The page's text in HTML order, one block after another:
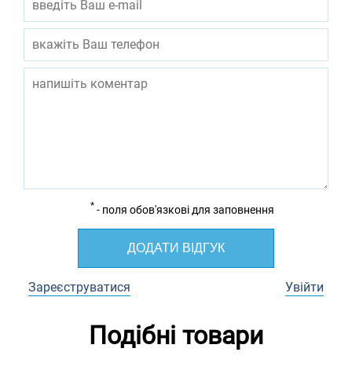
* - поля обов'язкові для заповнення
ДОДАТИ ВІДГУК
Зареєструватися Увійти
Подібні товари